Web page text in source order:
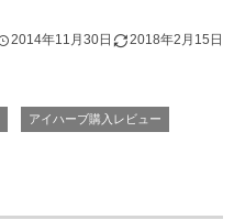
2014年11月30日 2018年2月15日
アイハーブ購入レビュー